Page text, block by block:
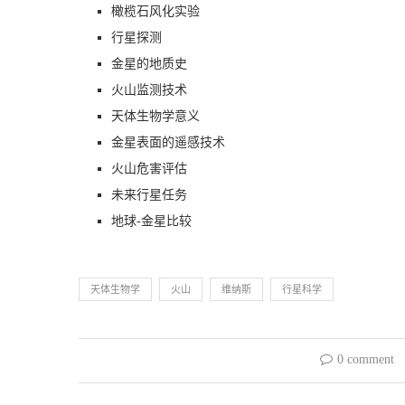
橄榄石风化实验
行星探测
金星的地质史
火山监测技术
天体生物学意义
金星表面的遥感技术
火山危害评估
未来行星任务
地球-金星比较
天体生物学 火山 维纳斯 行星科学
0 comment